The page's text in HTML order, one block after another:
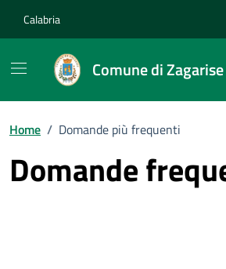
Calabria
Comune di Zagarise
Home / Domande più frequenti
Domande